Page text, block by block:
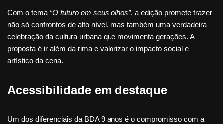
Com o tema “O futuro em seus olhos”, a edição promete trazer
não só confrontos de alto nível, mas também uma verdadeira
celebração da cultura urbana que movimenta gerações. A
proposta é ir além da rima e valorizar o impacto social e
artístico da cena.
Acessibilidade em destaque
Um dos diferenciais da BDA 9 anos é o compromisso com a